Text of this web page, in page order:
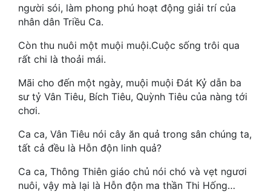
Khoa Huyễn
Khoa Huyễn Không Gian
Kinh Dị
Kỳ Huyễn
Linh Dị
Làm Giàu
người sói, làm phong phú hoạt động giải trí của
nhân dân Triều Ca.
Còn thu nuôi một muội muội.Cuộc sống trôi qua
rất chi là thoải mái.
Mãi cho đến một ngày, muội muội Đát Kỷ dẫn ba
sư tỷ Vân Tiêu, Bích Tiêu, Quỳnh Tiêu của nàng tới
chơi.
Ca ca, Vân Tiêu nói cây ăn quả trong sân chúng ta,
tất cả đều là Hỗn độn linh quả?
Ca ca, Thông Thiên giáo chủ nói chó và vẹt ngươi
nuôi, vậy mà lại là Hỗn độn ma thần Thi Hống…